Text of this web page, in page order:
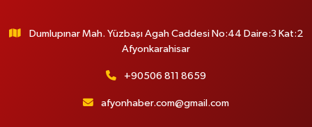
Dumlupınar Mah. Yüzbaşı Agah Caddesi No:44 Daire:3 Kat:2
Afyonkarahisar
+90506 811 8659
afyonhaber.com@gmail.com